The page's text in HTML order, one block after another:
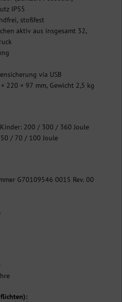
IP55
stoßfest
aktiv aus insgesamt 32,
via USB
220 × 97 mm, Gewicht 2,5 kg
200 / 300 / 360 Joule
/ 70 / 100 Joule
G70109546 0015 Rev. 00